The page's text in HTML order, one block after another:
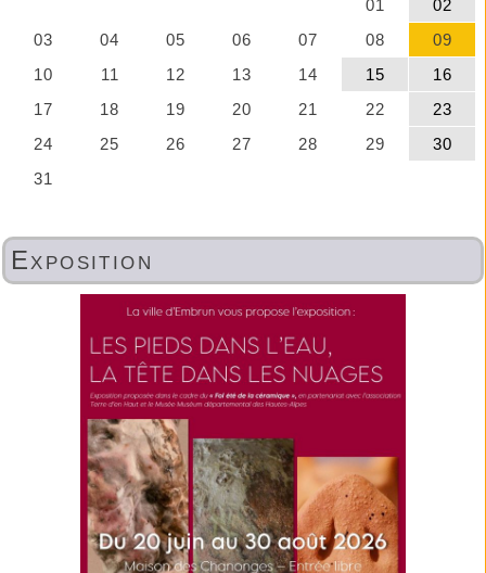
Exposition